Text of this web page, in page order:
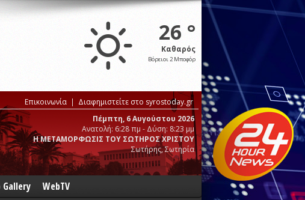
26 °
Καθαρός
Βόρειοι 2 Μποφόρ
Επικοινωνία
Διαφημιστείτε στο syrostoday.gr
Πέμπτη, 6 Αυγούστου 2026
Ανατολή: 6:28 πμ - Δύση: 8:23 μμ
Η ΜΕΤΑΜΟΡΦΩΣΙΣ ΤΟΥ ΣΩΤΗΡΟΣ ΧΡΙΣΤΟΥ
Σωτήρης, Σωτηρία
WebTV